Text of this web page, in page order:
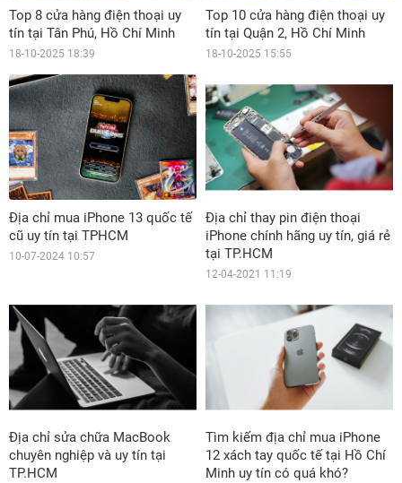
Top 8 cửa hàng điện thoại uy
tín tại Tân Phú, Hồ Chí Minh
18-10-2025 18:39
Top 10 cửa hàng điện thoại uy
tín tại Quận 2, Hồ Chí Minh
18-10-2025 15:55
Địa chỉ mua iPhone 13 quốc tế
cũ uy tín tại TPHCM
10-07-2024 10:57
Địa chỉ thay pin điện thoại
iPhone chính hãng uy tín, giá rẻ
tại TP.HCM
12-04-2021 11:19
Địa chỉ sửa chữa MacBook
chuyên nghiệp và uy tín tại
TP.HCM
Tìm kiếm địa chỉ mua iPhone
12 xách tay quốc tế tại Hồ Chí
Minh uy tín có quá khó?